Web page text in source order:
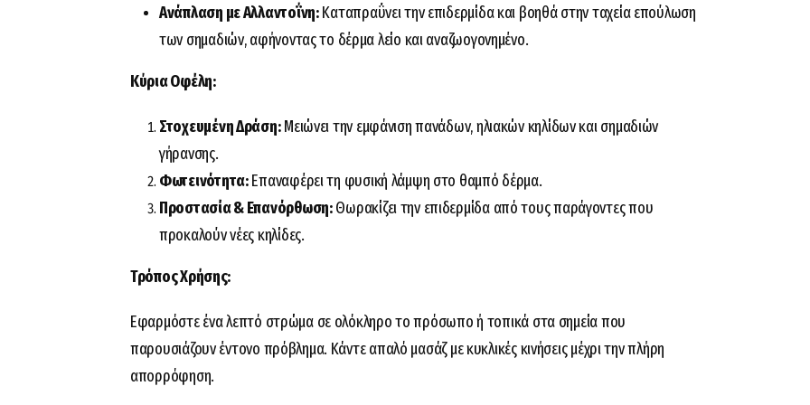
Ανάπλαση με Αλλαντοΐνη:Καταπραΰνει την επιδερμίδα και βοηθά στην ταχεία επούλωση
των σημαδιών, αφήνοντας το δέρμα λείο και αναζωογονημένο.
Κύρια Οφέλη:
Στοχευμένη Δράση:Μειώνει την εμφάνιση πανάδων, ηλιακών κηλίδων και σημαδιών
γήρανσης.
Φωτεινότητα:Επαναφέρει τη φυσική λάμψη στο θαμπό δέρμα.
Προστασία & Επανόρθωση:Θωρακίζει την επιδερμίδα από τους παράγοντες που
προκαλούν νέες κηλίδες.
Τρόπος Χρήσης:
Εφαρμόστε ένα λεπτό στρώμα σε ολόκληρο το πρόσωπο ή τοπικά στα σημεία που
παρουσιάζουν έντονο πρόβλημα. Κάντε απαλό μασάζ με κυκλικές κινήσεις μέχρι την πλήρη
απορρόφηση.